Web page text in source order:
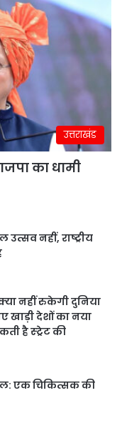
उत्तराखंड
का धामी
नहीं, राष्ट्रीय
नहीं रुकेगी दुनिया
खाड़ी देशों का नया
है स्ट्रेट की
एक चिकित्सक की